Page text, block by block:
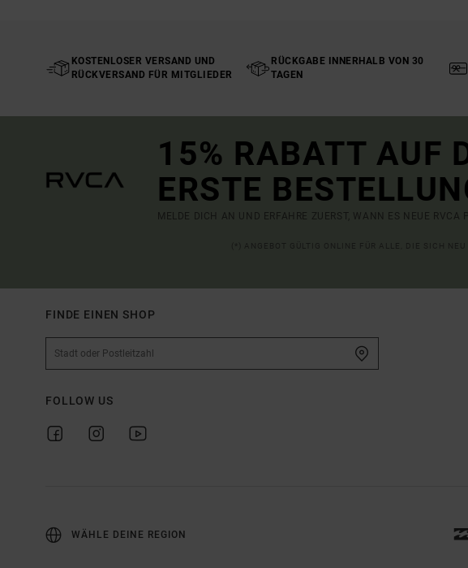
KOSTENLOSER VERSAND UND
RÜCKVERSAND FÜR MITGLIEDER
RÜCKGABE INNERHALB VON 30
TAGEN
15% RABATT AUF
ERSTE
MELDE DICH AN UND ERFAHRE ZUERST, WANN ES NEUE RVCA
FINDE EINEN SHOP
FOLLOW US
WÄHLE DEINE REGION